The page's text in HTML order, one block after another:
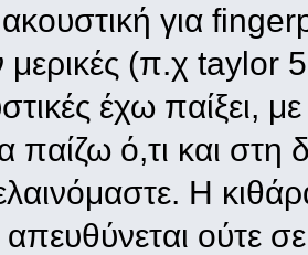
για
(π.χ taylor
έχω παίξει,
παίζω ό,τι και στη
Η
ούτε